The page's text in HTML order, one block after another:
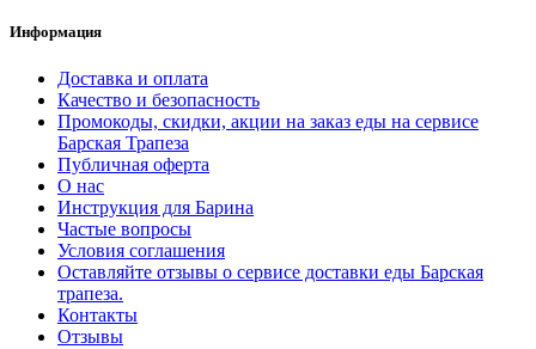
Информация
Доставка и оплата
Качество и безопасность
Промокоды, скидки, акции на заказ еды на сервисе
Барская Трапеза
Публичная оферта
О нас
Инструкция для Барина
Частые вопросы
Условия соглашения
Оставляйте отзывы о сервисе доставки еды Барская
трапеза.
Контакты
Отзывы